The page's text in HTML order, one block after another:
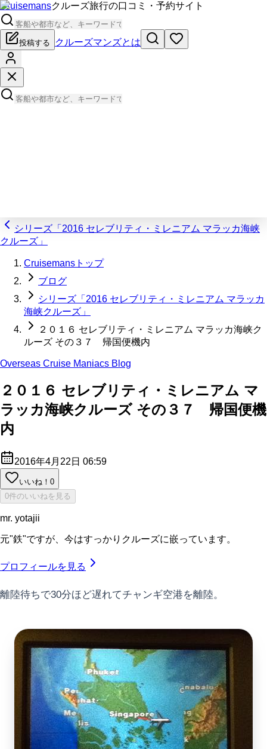
Cruisemansクルーズ旅行の口コミ・予約サイト
投稿する クルーズマンズとは
シリーズ「2016 セレブリティ・ミレニアム マラッカ海峡
クルーズ」
Cruisemansトップ
ブログ
シリーズ「2016 セレブリティ・ミレニアム マラッカ
海峡クルーズ」
２０１６ セレブリティ・ミレニアム マラッカ海峡ク
ルーズ その３７ 帰国便機内
Overseas Cruise Maniacs Blog
２０１６ セレブリティ・ミレニアム マ
ラッカ海峡クルーズ その３７ 帰国便機
内
2016年4月22日 06:59
いいね！ 0
0件のいいねを見る
mr. yotajii
元"鉄"ですが、今はすっかりクルーズに嵌っています。
プロフィールを見る
離陸待ちで30分ほど遅れてチャンギ空港を離陸。